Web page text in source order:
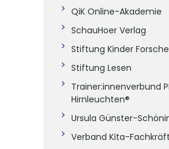
QiK Online-Akademie
SchauHoer Verlag
Stiftung Kinder
Stiftung Lesen
Trainer:innenverbund
Hirnleuchten®
Ursula Günster-
Verband Kita-